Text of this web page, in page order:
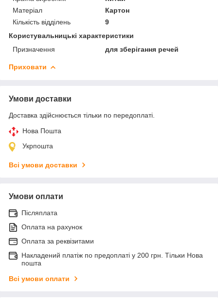
Матеріал
Картон
Кількість відділень
9
Користувальницькі характеристики
Призначення
для зберігання речей
Приховати
Умови доставки
Доставка здійснюється тільки по передоплаті.
Нова Пошта
Укрпошта
Всі умови доставки
Умови оплати
Післяплата
Оплата на рахунок
Оплата за реквізитами
Накладений платіж по предоплаті у 200 грн. Тільки Нова
пошта
Всі умови оплати